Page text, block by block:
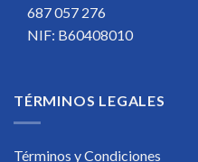
687 057 276
NIF: B60408010
TÉRMINOS LEGALES
Términos y Condiciones